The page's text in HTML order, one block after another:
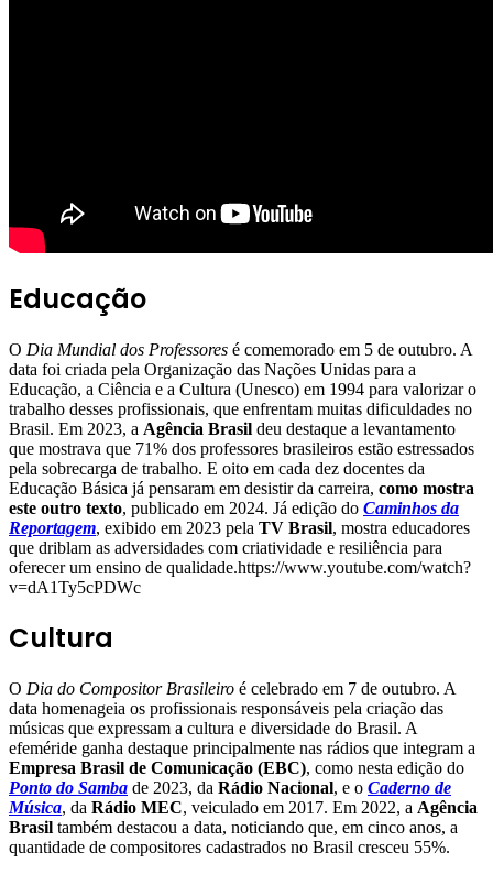
Educação
O Dia Mundial dos Professores é comemorado em 5 de outubro. A
data foi criada pela Organização das Nações Unidas para a
Educação, a Ciência e a Cultura (Unesco) em 1994 para valorizar o
trabalho desses profissionais, que enfrentam muitas dificuldades no
Brasil. Em 2023, a Agência Brasil deu destaque a levantamento
que mostrava que 71% dos professores brasileiros estão estressados
pela sobrecarga de trabalho. E oito em cada dez docentes da
Educação Básica já pensaram em desistir da carreira, como mostra
este outro texto, publicado em 2024. Já edição do Caminhos da
Reportagem, exibido em 2023 pela TV Brasil, mostra educadores
que driblam as adversidades com criatividade e resiliência para
oferecer um ensino de qualidade.https://www.youtube.com/watch?
v=dA1Ty5cPDWc
Cultura
O Dia do Compositor Brasileiro é celebrado em 7 de outubro. A
data homenageia os profissionais responsáveis pela criação das
músicas que expressam a cultura e diversidade do Brasil. A
efeméride ganha destaque principalmente nas rádios que integram a
Empresa Brasil de Comunicação (EBC), como nesta edição do
Ponto do Samba de 2023, da Rádio Nacional, e o Caderno de
Música, da Rádio MEC, veiculado em 2017. Em 2022, a Agência
Brasil também destacou a data, noticiando que, em cinco anos, a
quantidade de compositores cadastrados no Brasil cresceu 55%.